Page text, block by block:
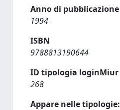
Anno di pubblicazione
1994
ISBN
9788813190644
ID tipologia loginMiur
268
Appare nelle tipologie: